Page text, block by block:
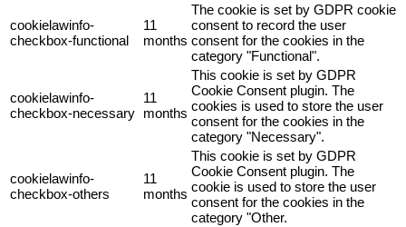
cookielawinfo-
checkbox-functional
11
months
The cookie is set by GDPR cookie
consent to record the user
consent for the cookies in the
category "Functional".
cookielawinfo-
checkbox-necessary
11
months
This cookie is set by GDPR
Cookie Consent plugin. The
cookies is used to store the user
consent for the cookies in the
category "Necessary".
cookielawinfo-
checkbox-others
11
months
This cookie is set by GDPR
Cookie Consent plugin. The
cookie is used to store the user
consent for the cookies in the
category "Other.